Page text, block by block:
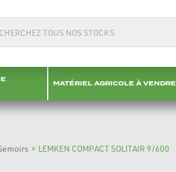
MATÉRIEL AGRICOLE À VENDRE
> LEMKEN COMPACT SOLITAIR 9/600